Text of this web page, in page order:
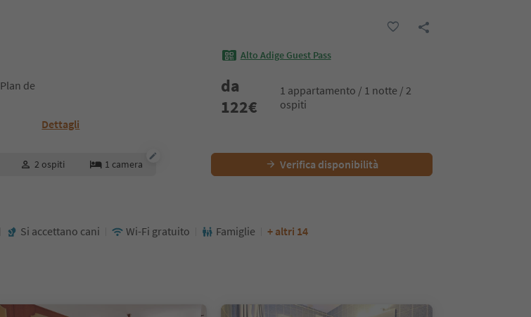
de
Dettagli
Alto Adige Guest Pass
da
122€
1 appartamento / 1 notte / 2
ospiti
2 ospiti 1 camera Verifica disponibilità
Si accettano cani Wi-Fi gratuito Famiglie + altri 14